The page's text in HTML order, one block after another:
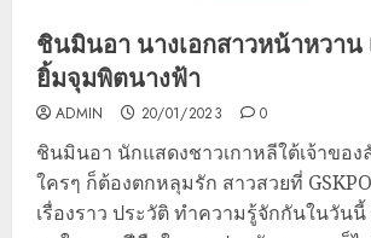
ชินมินอา นางเอกสาวหน้าหวาน
ยิ้มจุมพิตนางฟ้า
ADMIN 20/01/2023 0
ชินมินอา นักแสดงชาวเกาหลีใต้เจ้าขอ
ใครๆ ก็ต้องตกหลุมรัก สาวสวยที่
เรื่องราว ประวัติ ทำความรู้จักกันในวัน